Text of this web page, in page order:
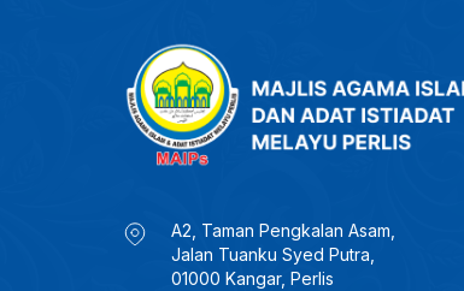
A2, Taman Pengkalan Asam,
Jalan Tuanku Syed Putra,
01000 Kangar, Perlis